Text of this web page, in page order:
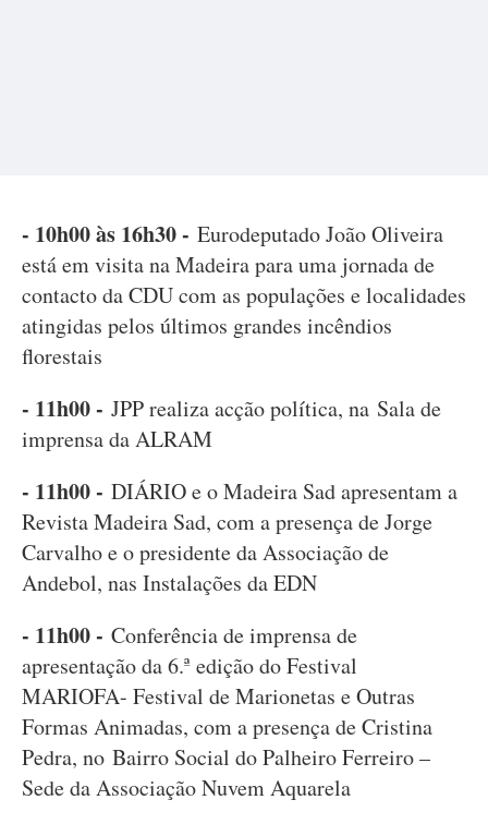
- 10h00 às 16h30 - Eurodeputado João Oliveira
está em visita na Madeira para uma jornada de
contacto da CDU com as populações e localidades
atingidas pelos últimos grandes incêndios
florestais
- 11h00 - JPP realiza acção política, na Sala de
imprensa da ALRAM
- 11h00 - DIÁRIO e o Madeira Sad apresentam a
Revista Madeira Sad, com a presença de Jorge
Carvalho e o presidente da Associação de
Andebol, nas Instalações da EDN
- 11h00 - Conferência de imprensa de
apresentação da 6.ª edição do Festival
MARIOFA- Festival de Marionetas e Outras
Formas Animadas, com a presença de Cristina
Pedra, no Bairro Social do Palheiro Ferreiro –
Sede da Associação Nuvem Aquarela